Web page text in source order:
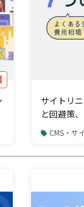
サイトリ
と回避策
CMS・サ